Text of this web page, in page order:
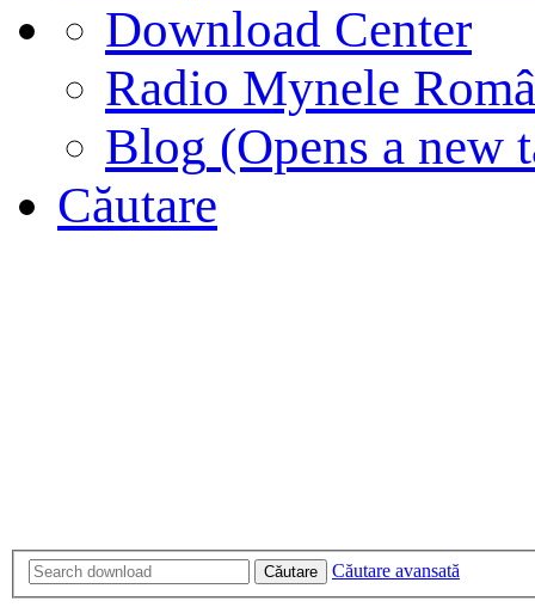
Download Center
Radio Mynele
Blog (Opens a new
Căutare
Căutare Căutare avansată